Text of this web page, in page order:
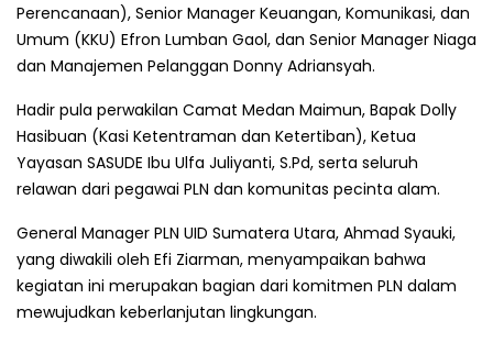
Perencanaan), Senior Manager Keuangan, Komunikasi, dan
Umum (KKU) Efron Lumban Gaol, dan Senior Manager Niaga
dan Manajemen Pelanggan Donny Adriansyah.
Hadir pula perwakilan Camat Medan Maimun, Bapak Dolly
Hasibuan (Kasi Ketentraman dan Ketertiban), Ketua
Yayasan SASUDE Ibu Ulfa Juliyanti, S.Pd, serta seluruh
relawan dari pegawai PLN dan komunitas pecinta alam.
General Manager PLN UID Sumatera Utara, Ahmad Syauki,
yang diwakili oleh Efi Ziarman, menyampaikan bahwa
kegiatan ini merupakan bagian dari komitmen PLN dalam
mewujudkan keberlanjutan lingkungan.